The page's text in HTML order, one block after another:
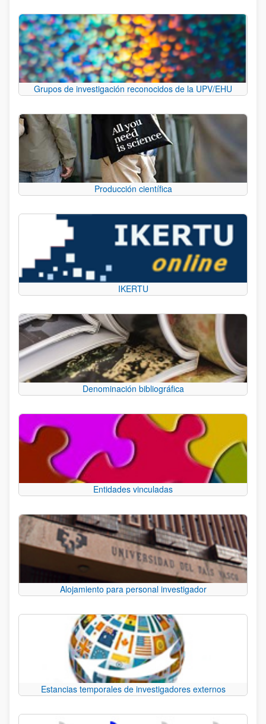
Grupos de investigación reconocidos de la UPV/EHU
Producción científica
IKERTU
Denominación bibliográfica
Entidades vinculadas
Alojamiento para personal investigador
Estancias temporales de investigadores externos